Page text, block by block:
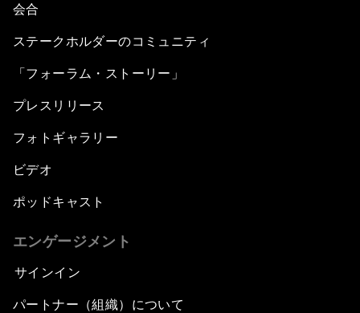
会合
ステークホルダーのコミュニティ
「フォーラム・ストーリー」
プレスリリース
フォトギャラリー
ビデオ
ポッドキャスト
エンゲージメント
サインイン
パートナー（組織）について